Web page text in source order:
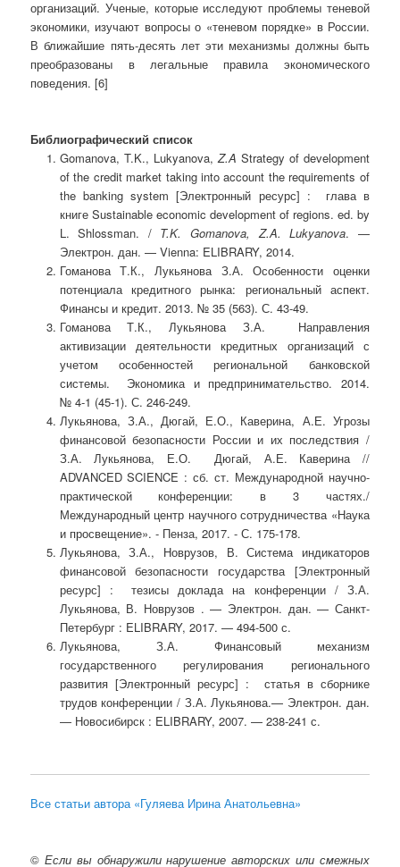
организаций. Ученые, которые исследуют проблемы теневой
экономики, изучают вопросы о «теневом порядке» в России.
В ближайшие пять-десять лет эти механизмы должны быть
преобразованы в легальные правила экономического
поведения. [6]
Библиографический список
Gomanova, T.K., Lukyanova,Z.A Strategy of development
of the credit market taking into account the requirements of
the banking system [Электронный ресурс] : глава в
книге Sustainable economic development of regions. ed. by
L. Shlossman. / T.K. Gomanova, Z.A. Lukyanova. —
Электрон. дан. — Vienna: ELIBRARY, 2014.
Гоманова Т.К., Лукьянова З.А. Особенности оценки
потенциала кредитного рынка: региональный аспект.
Финансы и кредит. 2013. № 35 (563). С. 43-49.
Гоманова Т.К., Лукьянова З.А. Направления
активизации деятельности кредитных организаций с
учетом особенностей региональной банковской
системы. Экономика и предпринимательство. 2014.
№ 4-1 (45-1). С. 246-249.
Лукьянова, З.А., Дюгай, Е.О., Каверина, А.Е. Угрозы
финансовой безопасности России и их последствия /
З.А. Лукьянова, Е.О. Дюгай, А.Е. Каверина //
ADVANCED SCIENCE : сб. ст. Международной научно-
практической конференции: в 3 частях./
Международный центр научного сотрудничества «Наука
и просвещение». - Пенза, 2017. - С. 175-178.
Лукьянова, З.А., Новрузов, В. Система индикаторов
финансовой безопасности государства [Электронный
ресурс] : тезисы доклада на конференции / З.А.
Лукьянова, В. Новрузов . — Электрон. дан. — Санкт-
Петербург : ELIBRARY, 2017. — 494-500 с.
Лукьянова, З.А. Финансовый механизм
государственного регулирования регионального
развития [Электронный ресурс] : статья в сборнике
трудов конференции / З.А. Лукьянова.— Электрон. дан.
— Новосибирск : ELIBRARY, 2007. — 238-241 с.
Все статьи автора «Гуляева Ирина Анатольевна»
© Если вы обнаружили нарушение авторских или смежных